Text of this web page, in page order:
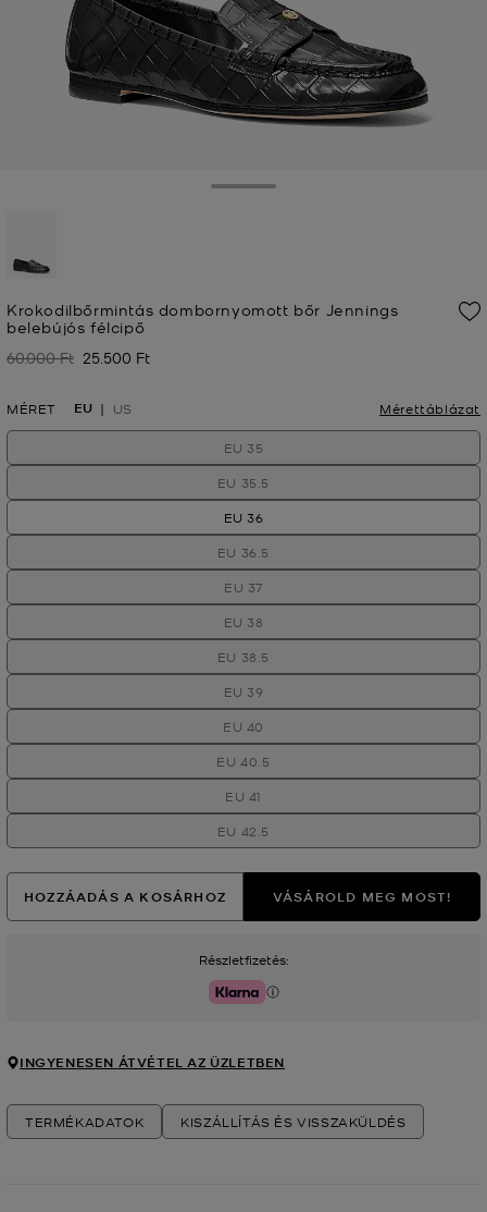
Krokodilbőrmintás dombornyomott bőr Jennings
belebújós félcipő
Korábban
60.000 Ft Jelenleg
25.500 Ft
MÉRET EU US Mérettáblázat
EU 35
EU 35.5
EU 36
EU 36.5
EU 37
EU 38
EU 38.5
EU 39
EU 40
EU 40.5
EU 41
EU 42.5
HOZZÁADÁS A KOSÁRHOZ VÁSÁROLD MEG MOST!
Részletfizetés:
Klarna
INGYENESEN ÁTVÉTEL AZ ÜZLETBEN
TERMÉKADATOK KISZÁLLÍTÁS ÉS VISSZAKÜLDÉS